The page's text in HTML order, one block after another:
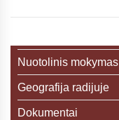
Nuotolinis mokymas
Geografija radijuje
Dokumentai